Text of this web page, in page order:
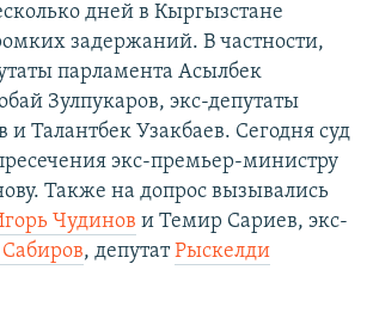
дней в Кыргызстане
задержаний. В частности,
парламента Асылбек
Зулпукаров, экс-депутаты
Талантбек Узакбаев. Сегодня суд
экс-премьер-министру
Также на допрос вызывались
Чудинов и Темир Сариев, экс-
, депутатРыскелди